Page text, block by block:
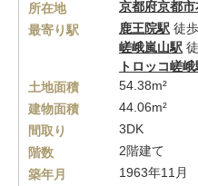
所在地 京都府京都
最寄り駅
鹿王院駅 徒
嵯峨嵐山駅
トロッコ嵯峨
土地面積
54.38m²
建物面積
44.06m²
間取り
3DK
階数
2階建て
築年月
1963年11月